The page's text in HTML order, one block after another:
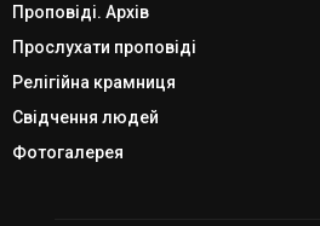
Проповіді. Архів
Прослухати проповіді
Релігійна крамниця
Свідчення людей
Фотогалерея